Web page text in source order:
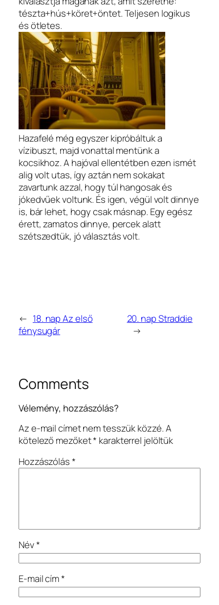
tészta+hús+köret+öntet. Teljesen logikus
és ötletes.
Hazafelé még egyszer kipróbáltuk a
vízibuszt, majd vonattal mentünk a
kocsikhoz. A hajóval ellentétben ezen ismét
alig volt utas, így aztán nem sokakat
zavartunk azzal, hogy túl hangosak és
jókedvűek voltunk. És igen, végül volt dinnye
is, bár lehet, hogy csak másnap. Egy egész
érett, zamatos dinnye, percek alatt
szétszedtük, jó választás volt.
← 18. nap Az első
fénysugár
20. nap Straddie
→
Comments
Vélemény, hozzászólás?
Az e-mail címet nem tesszük közzé.A
kötelező mezőket* karakterrel jelöltük
Hozzászólás*
Név*
E-mail cím*